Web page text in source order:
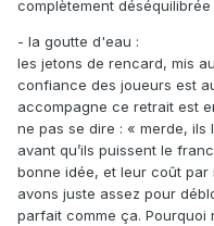
complètement déséquilibrée
- la goutte d'eau :
les jetons de rencard, mis
confiance des joueurs est
accompagne ce retrait est
ne pas se dire : « merde, ils
avant qu’ils puissent le
bonne idée, et leur coût
avons juste assez pour
parfait comme ça.